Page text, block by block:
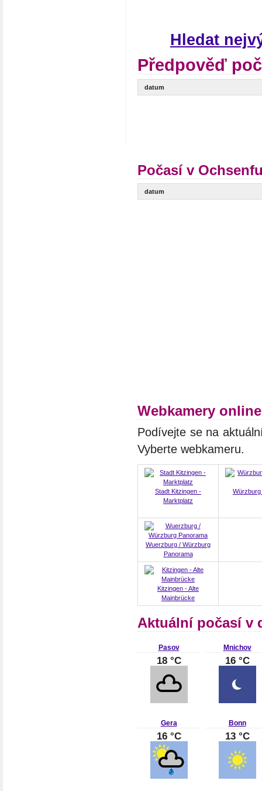
Hledat
Předpověď
datum
Počasí v
datum
Webkamery
Podívejte se na
Vyberte webkameru.
Stadt Kitzingen -
Marktplatz
Würzburg
Wuerzburg / Würzburg
Panorama
Kitzingen - Alte
Mainbrücke
Aktuální počasí v
Pasov
18 °C
Mnichov
16 °C
Gera
16 °C
Bonn
13 °C